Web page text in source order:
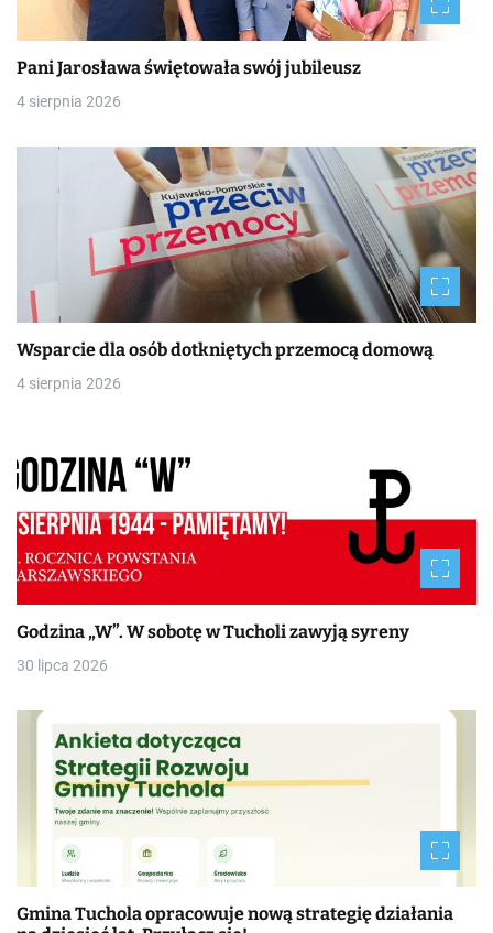
Pani Jarosława świętowała swój jubileusz
4 sierpnia 2026
Wsparcie dla osób dotkniętych przemocą domową
4 sierpnia 2026
Godzina „W”. W sobotę w Tucholi zawyją syreny
30 lipca 2026
Gmina Tuchola opracowuje nową strategię działania